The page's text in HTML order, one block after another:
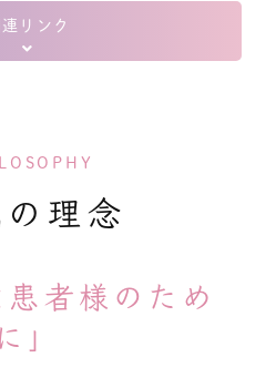
リンク
理念
患者様のため
に」